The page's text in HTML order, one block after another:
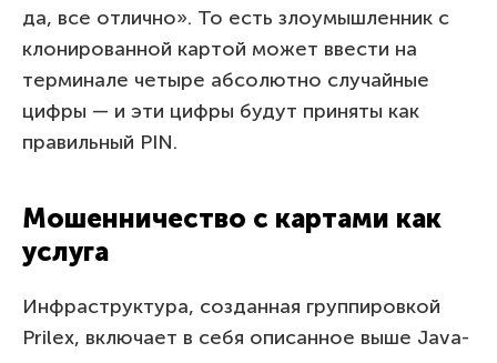
да, все отлично». То есть злоумышленник с
клонированной картой может ввести на
терминале четыре абсолютно случайные
цифры — и эти цифры будут приняты как
правильный PIN.
Мошенничество с картами как
услуга
Инфраструктура, созданная группировкой
Prilex, включает в себя описанное выше Java-